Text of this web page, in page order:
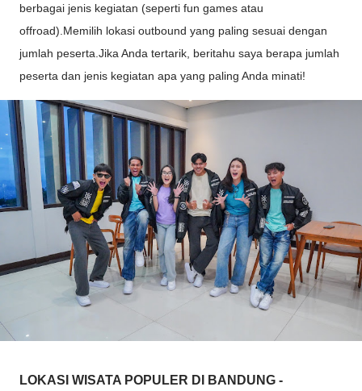
berbagai jenis kegiatan (seperti fun games atau
offroad).Memilih lokasi outbound yang paling sesuai dengan
jumlah peserta.Jika Anda tertarik, beritahu saya berapa jumlah
peserta dan jenis kegiatan apa yang paling Anda minati!
LOKASI WISATA POPULER DI BANDUNG -